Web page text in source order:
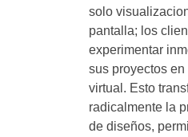
solo
pantalla; los
experimentar
sus proyectos en
virtual. Esto
radicalmente la
de diseños,